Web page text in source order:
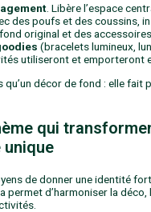
. Libère l’espace
des poufs et des coussins,
original et des
(bracelets lumineux,
utiliseront et emporteront
qu’un décor de fond : elle fait
qui
unique
de donner une identité
permet d’harmoniser la